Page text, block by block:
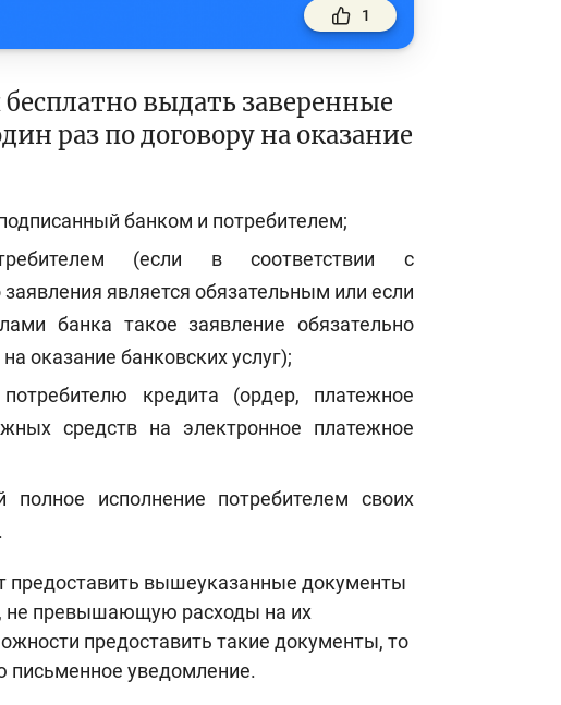
1
выдать заверенные
раз по договору на оказание
банком и потребителем;
(если в соответствии с
является обязательным или если
банка такое заявление обязательно
оказание банковских услуг);
кредита (ордер, платежное
средств на электронное платежное
исполнение потребителем своих
предоставить вышеуказанные документы
не превышающую расходы на их
предоставить такие документы, то
письменное уведомление.